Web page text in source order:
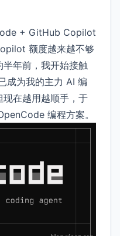
+ GitHub Copilot
额度越来越不够
年前，我开始接触
成为我的主力 AI 编
在越用越顺手，于
编程方案。